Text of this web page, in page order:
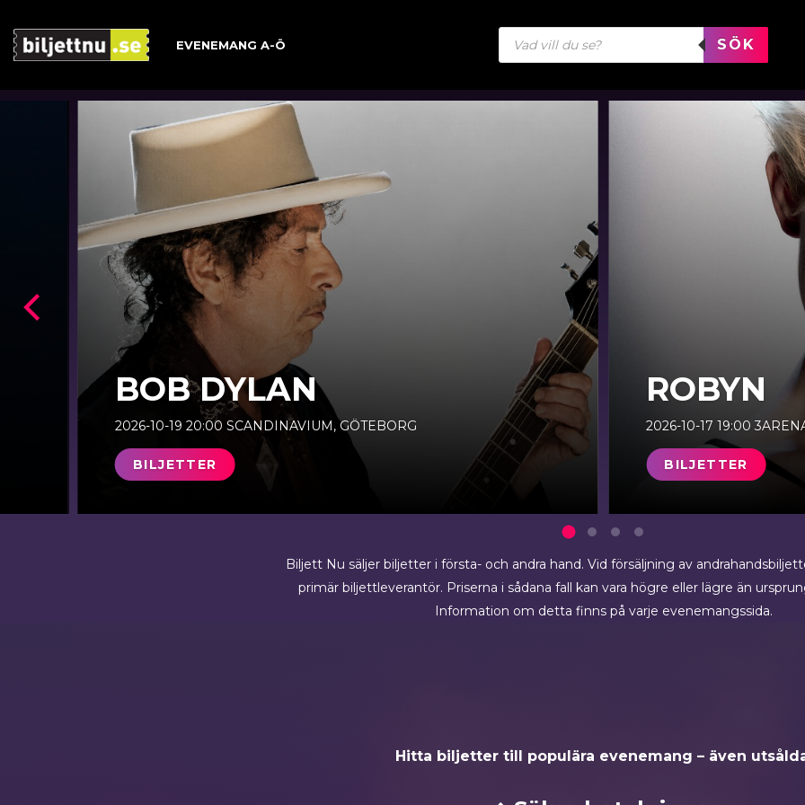
Skip
content
EVENEMANG A-Ö
Produktsökning
SÖK
BOB DYLAN
2026-10-19 20:00 SCANDINAVIUM, GÖTEBORG
BILJETTER
ROBYN
2026-10-17 19:00
BILJETTER
Biljett Nu säljer biljetter i första- och andra hand. Vid försäljning av
primär biljettleverantör. Priserna i sådana fall kan vara högre eller lägre än
Information om detta finns på varje evenemangssida.
Hitta biljetter till populära evenemang – även